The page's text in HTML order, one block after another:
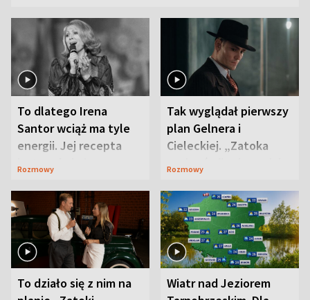
To dlatego Irena
Santor wciąż ma tyle
energii. Jej recepta
jest zaskakująco
Rozmowy
Tak wyglądał pierwszy
plan Gelnera i
Cieleckiej. „Zatoka
szpiegów” od razu ich
Rozmowy
To działo się z nim na
Wiatr nad Jeziorem